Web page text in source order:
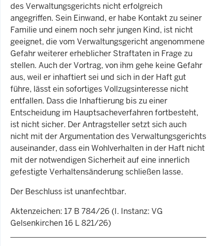
des Verwaltungsgerichts nicht erfolgreich
angegriffen. Sein Einwand, er habe Kontakt zu seiner
Familie und einem noch sehr jungen Kind, ist nicht
geeignet, die vom Verwaltungsgericht an­genommene
Gefahr weiterer erheblicher Straftaten in Frage zu
stellen. Auch der Vor­trag, von ihm gehe keine Gefahr
aus, weil er inhaftiert sei und sich in der Haft gut
führe, lässt ein sofortiges Vollzugsinteresse nicht
entfallen. Dass die Inhaftierung bis zu einer
Entscheidung im Hauptsacheverfahren fortbesteht,
ist nicht sicher. Der Antragsteller setzt sich auch
nicht mit der Argumentation des Verwaltungsgerichts
auseinander, dass ein Wohlverhalten in der Haft nicht
mit der notwendigen Sicherheit auf eine innerlich
gefestigte Verhaltensänderung schlie­ßen lasse.
Der Beschluss ist unanfechtbar.
Aktenzeichen: 17 B 784/26 (I. Instanz: VG
Gelsenkirchen 16 L 821/26)